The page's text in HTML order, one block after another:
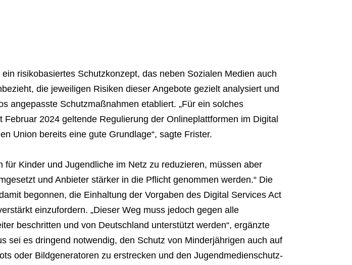
risikobasiertes Schutzkonzept, das neben Sozialen Medien auch
die jeweiligen Risiken dieser Angebote gezielt analysiert und
angepasste Schutzmaßnahmen etabliert. „Für ein solches
Februar 2024 geltende Regulierung der Onlineplattformen im Digital
Union bereits eine gute Grundlage“, sagte Frister.
für Kinder und Jugendliche im Netz zu reduzieren, müssen aber
und Anbieter stärker in die Pflicht genommen werden.“ Die
begonnen, die Einhaltung der Vorgaben des Digital Services Act
einzufordern. „Dieser Weg muss jedoch gegen alle
beschritten und von Deutschland unterstützt werden“, ergänzte
sei es dringend notwendig, den Schutz von Minderjährigen auch auf
oder Bildgeneratoren zu erstrecken und den Jugendmedienschutz-